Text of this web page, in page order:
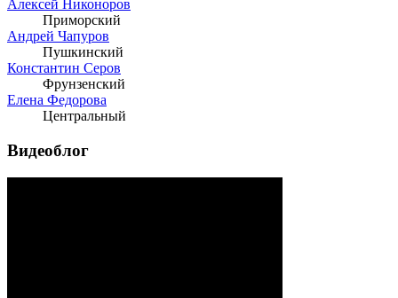
Алексей Никоноров
Приморский
Андрей Чапуров
Пушкинский
Константин Серов
Фрунзенский
Елена Федорова
Центральный
Видеоблог